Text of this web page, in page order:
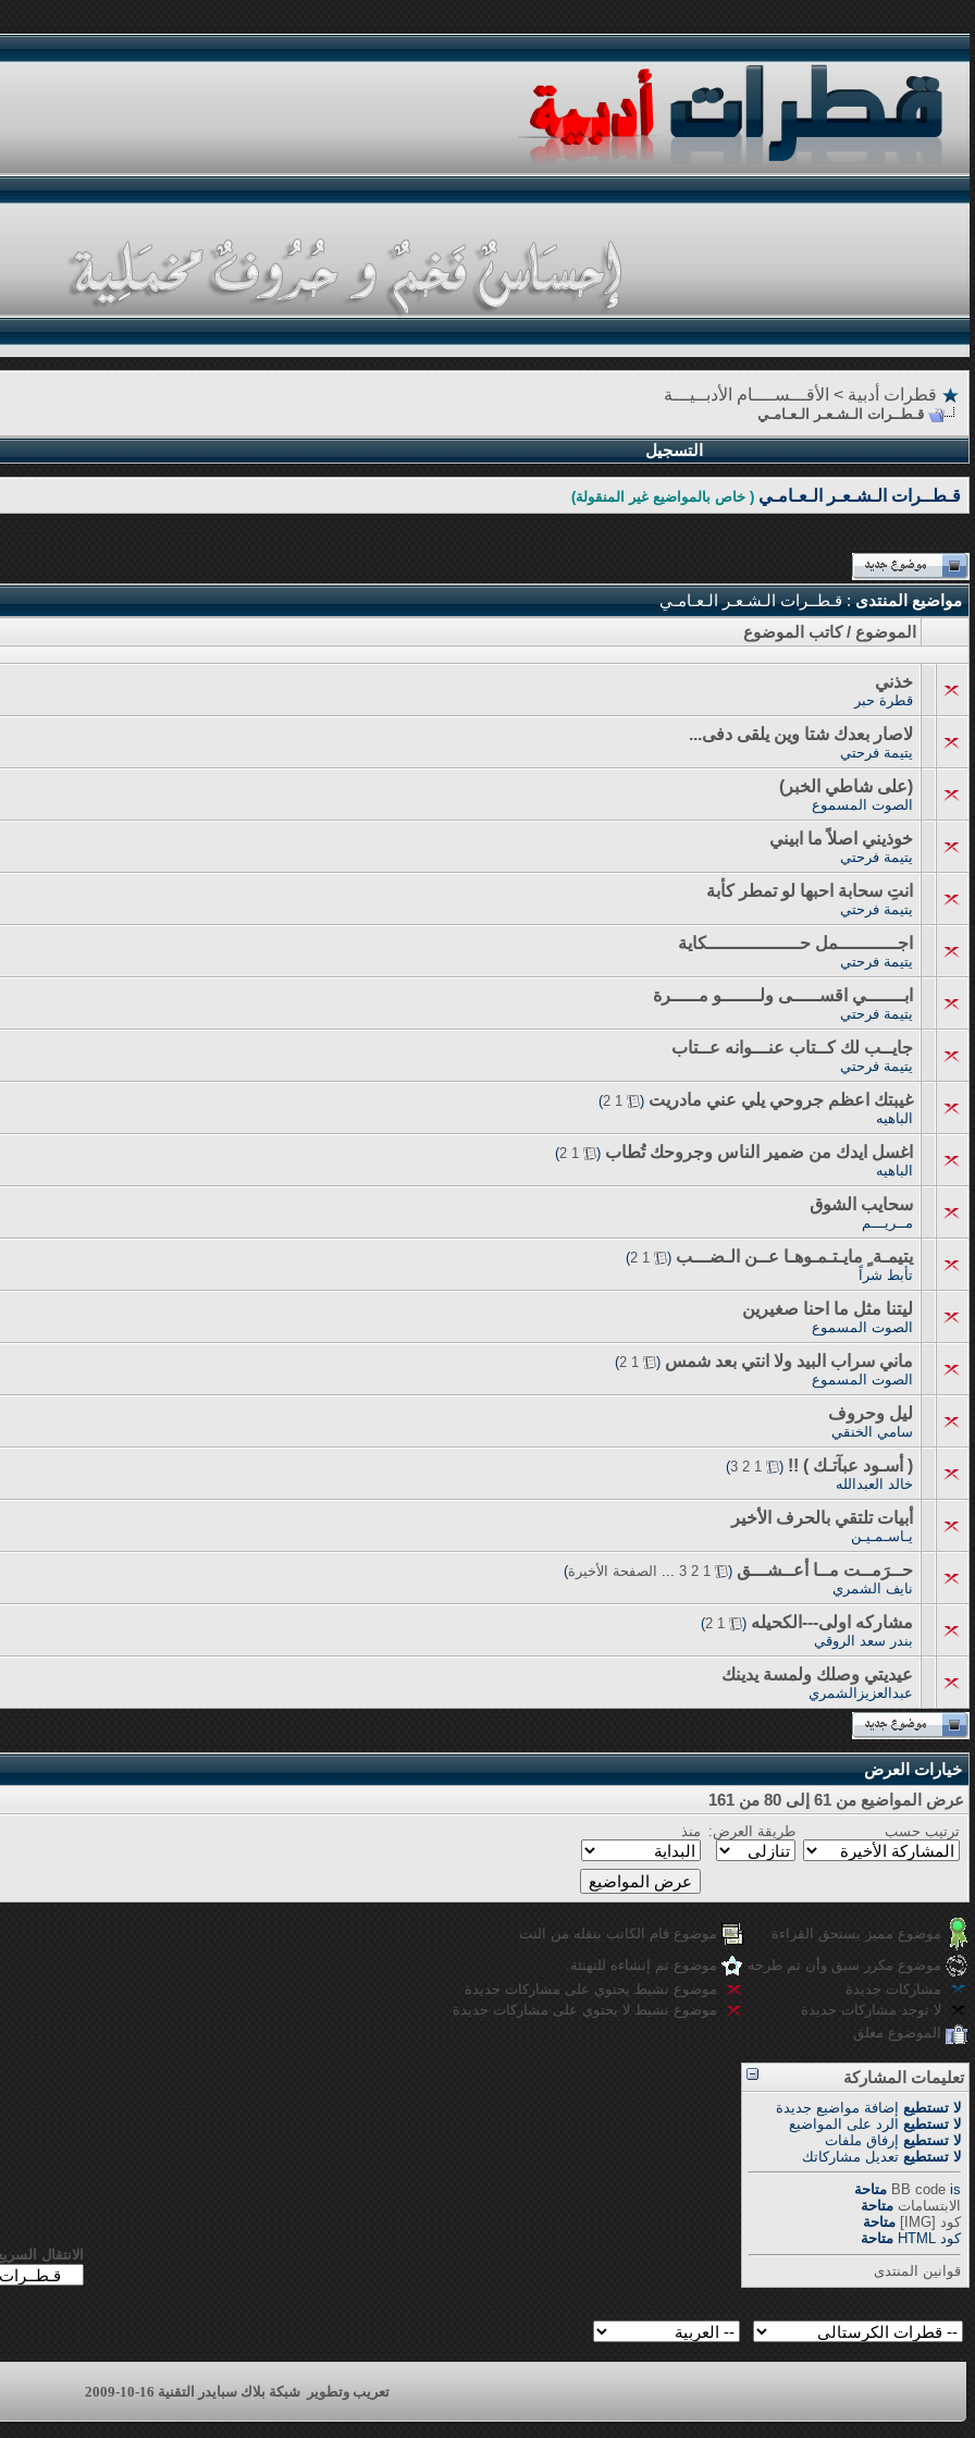
قطرات أدبية > الأقـــســــام الأدبــيـــة
قـطــرات الـشـعـر الـعـامـي
التسجيل
قـطــرات الـشـعـر الـعـامـي ( خاص بالمواضيع غير المنقولة)
مواضيع المنتدى: قـطــرات الـشـعـر الـعـامـي
الموضوع /كاتب الموضوع
خذني
قطرة حبر
لاصار بعدك شتا وين يلقى دفى...
يتيمة فرحتي
(على شاطي الخبر)
الصوت المسموع
خوذيني اصلاً ما ابيني
يتيمة فرحتي
انتِ سحابة احبها لو تمطر كأبة
يتيمة فرحتي
اجـــــــــــمل حـــــــــــــــــكاية
يتيمة فرحتي
ابـــــــي اقســـــى ولـــــــو مـــــرة
يتيمة فرحتي
جايــب لك كــتاب عنـــوانه عــتاب
يتيمة فرحتي
غيبتك اعظم جروحي يلي عني مادريت (
1
2
)
الباهيه
اغسل ايدك من ضمير الناس وجروحك تُطاب (
1
2
)
الباهيه
سحايب الشوق
مــريـــم
يتيمـة ٍ مايـتـمـوهـا عــن الـضـــب (
1
2
)
تأبط شراً
ليتنا مثل ما احنا صغيرين
الصوت المسموع
ماني سراب البيد ولا انتي بعد شمس (
1
2
)
الصوت المسموع
ليل وحروف
سامي الخنقي
( أسـود عبآتـك ) !! (
1
2
3
)
خالد العبدالله
أبيات تلتقي بالحرف الأخير
يـاسـمـيـن
حــرَمــت مــا أعــشـــق (
1
2
3 الصفحة الأخيرة)
نايف الشمري
مشاركه اولى---الكحيله (
1
2
)
بندر سعد الروقي
عيديتي وصلك ولمسة يدينك
عبدالعزيزالشمري
خيارات العرض
عرض المواضيع من 61 إلى 80 من 161
ترتيب حسب طريقة العرض: منذ
موضوع مميز يستحق القراءة
موضوع قام الكاتب بنقله من النت
موضوع مكرر سبق وأن تم طرحه
موضوع تم إنشاءه للتهنئة.
مشاركات جديدة
موضوع نشيط يحتوي على مشاركات جديدة
لا توجد مشاركات جديدة
موضوع نشيط لا يحتوي على مشاركات جديدة
الموضوع مغلق
تعليمات المشاركة
لا تستطيع إضافة مواضيع جديدة
لا تستطيع الرد على المواضيع
لا تستطيع إرفاق ملفات
لا تستطيع تعديل مشاركاتك
BB code is
متاحة
الابتسامات متاحة
كود [IMG]
متاحة
كود HTML
متاحة
قوانين المنتدى
الانتقال
تعريب وتطوير شبكة بلاك سبايدر التقنية 16-10-2009